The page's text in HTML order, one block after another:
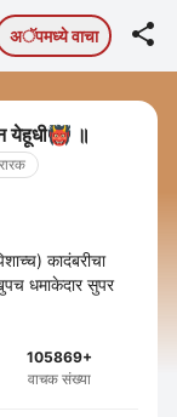
अॅपमध्ये वाचा 
येहूधी👹 ॥
कादंबरीचा
धमाकेदार सुपर
105869+
वाचक संख्या